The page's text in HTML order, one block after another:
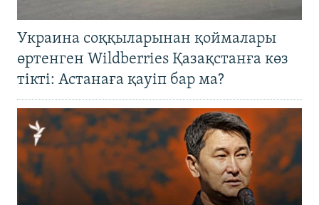
Украина соққыларынан қоймалары
өртенген Wildberries Қазақстанға көз
тікті: Астанаға қауіп бар ма?